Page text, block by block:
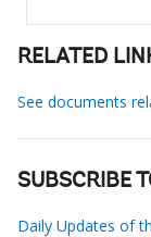
RELATED
See documents
SUBSCRIBE
Daily Updates of